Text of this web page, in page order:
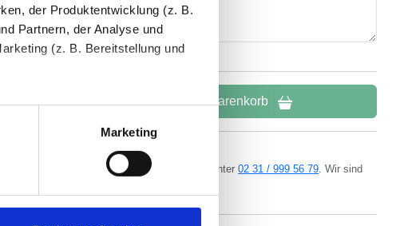
der Produktentwicklung (z. B.
Partnern, der Analyse und
(z. B. Bereitstellung und
Seitenende können Sie mehr über
vornehmen.
Daten zu den
Marketing
In den Warenkorb
Sie gern kostenlos per E-Mailoder Telefon unter 02 31 / 999 56 79. Wir sind